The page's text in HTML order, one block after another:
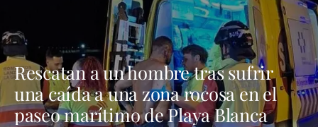
Rescatan a un hombre tras sufrir
una caída a una zona rocosa en el
paseo marítimo de Playa Blanca